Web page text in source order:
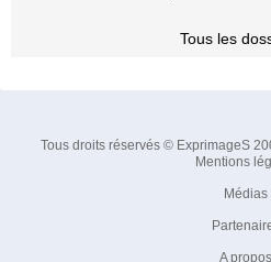
Tous les
Tous droits réservés © ExprimageS
Mentions
Médias
A propos